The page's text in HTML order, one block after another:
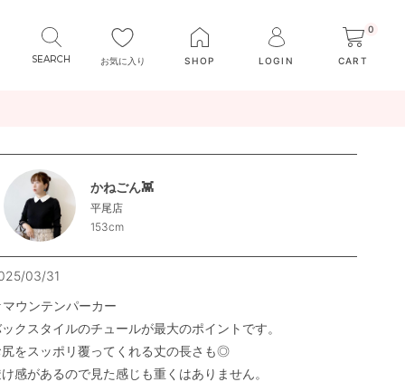
お気に入り SHOP LOGIN
0
CART
かねごん👾
平尾店
153cm
03/31
ウンテンパーカー
クスタイルのチュールが最大のポイントです。
をスッポリ覆ってくれる丈の長さも◎
感があるので見た感じも重くはありません。